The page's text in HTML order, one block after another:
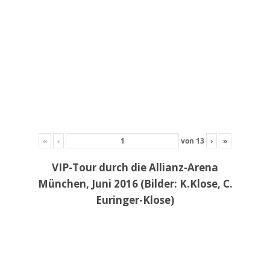
« ‹ von 13 › »
VIP-Tour durch die Allianz-Arena
München, Juni 2016 (Bilder: K.Klose, C.
Euringer-Klose)